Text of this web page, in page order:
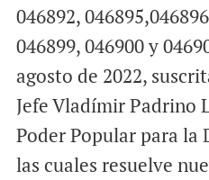
046892,
046899, 046900 y
agosto de 2022,
Jefe Vladímir Padrino
Poder Popular para la
las cuales resuelve